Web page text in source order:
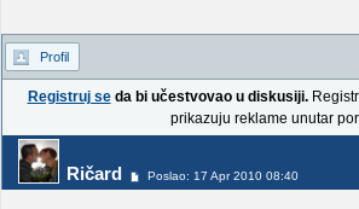
Profil
Registruj seda bi učestvovao u diskusiji.
prikazuju reklame unutar
Ričard Poslao: 17 Apr 2010 08:40